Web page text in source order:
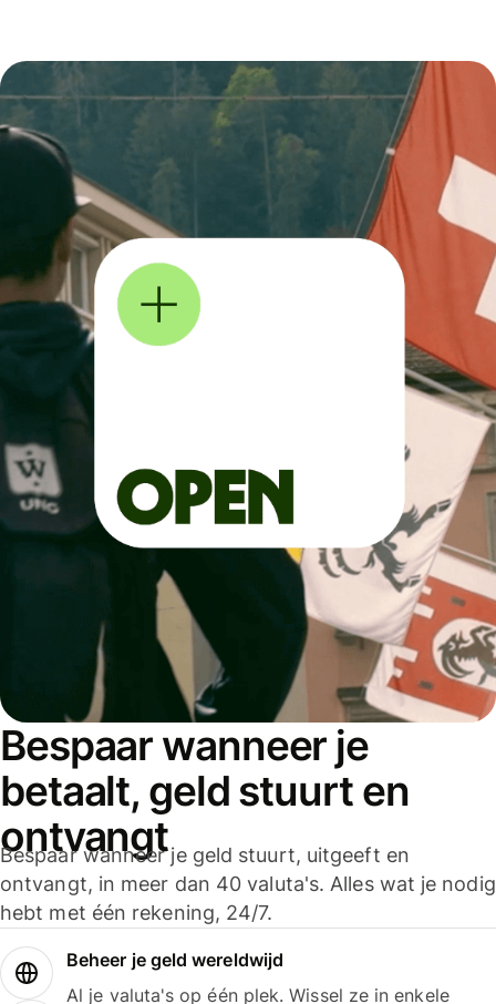
Bespaar wanneer je
betaalt, geld stuurt en
ontvangt
Bespaar wanneer je geld stuurt, uitgeeft en
ontvangt, in meer dan 40 valuta's. Alles wat je nodig
hebt met één rekening, 24/7.
Beheer je geld wereldwijd
Al je valuta's op één plek. Wissel ze in enkele